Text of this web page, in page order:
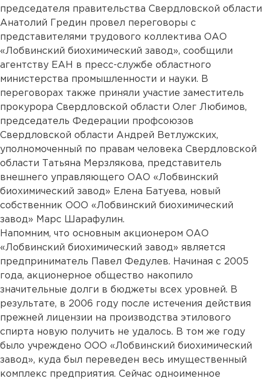
председателя правительства Свердловской области
Анатолий Гредин провел переговоры с
представителями трудового коллектива ОАО
«Лобвинский биохимический завод», сообщили
агентству ЕАН в пресс-службе областного
министерства промышленности и науки. В
переговорах также приняли участие заместитель
прокурора Свердловской области Олег Любимов,
председатель Федерации профсоюзов
Свердловской области Андрей Ветлужских,
уполномоченный по правам человека Свердловской
области Татьяна Мерзлякова, представитель
внешнего управляющего ОАО «Лобвинский
биохимический завод» Елена Батуева, новый
собственник ООО «Лобвинский биохимический
завод» Марс Шарафулин.
Напомним, что основным акционером ОАО
«Лобвинский биохимический завод» является
предприниматель Павел Федулев. Начиная с 2005
года, акционерное общество накопило
значительные долги в бюджеты всех уровней. В
результате, в 2006 году после истечения действия
прежней лицензии на производства этилового
спирта новую получить не удалось. В том же году
было учреждено ООО «Лобвинский биохимический
завод», куда был переведен весь имущественный
комплекс предприятия. Сейчас одноименное